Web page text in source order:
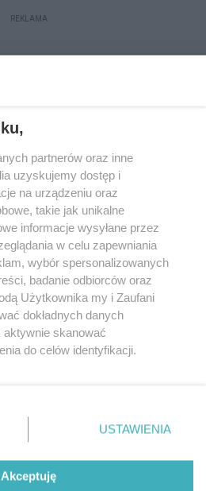
REKLAMA
Reklama
Regulamin
prywatności
do newslettera
najlepiej poinformowanych!
się »
partnerów oraz inne
uzyskujemy dostęp i
na urządzeniu oraz
takie jak unikalne
informacje wysyłane przez
w celu zapewniania
wybór spersonalizowanych
badanie odbiorców oraz
Użytkownika my i Zaufani
dokładnych danych
skanować
do celów identyfikacji.
przycisk ustawień prywatności
dolnym rogu strony
. Niektóre
sprzeciwić się takiemu
USTAWIENIA
Akceptuję